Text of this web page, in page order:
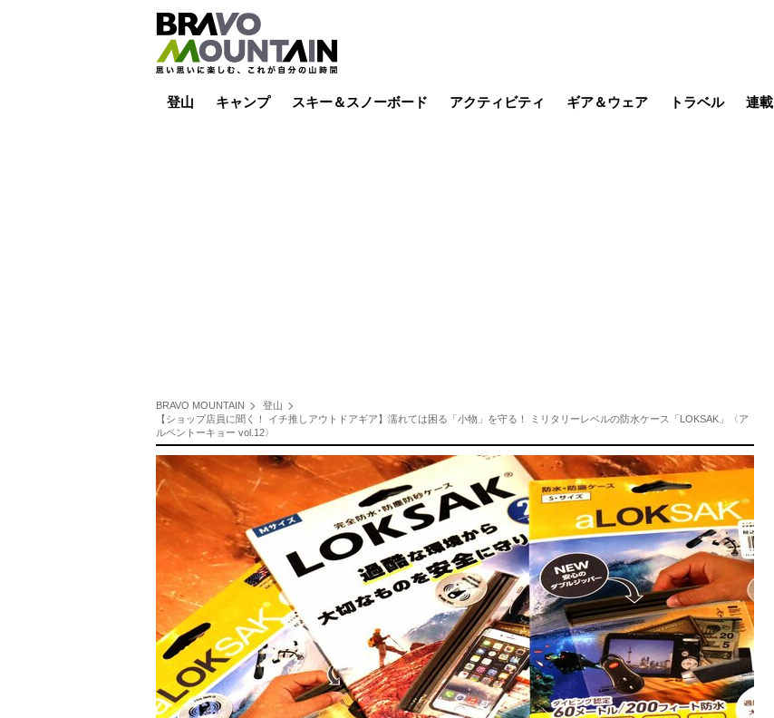
登山 キャンプ スキー＆スノーボード アクティビティ ギア＆ウェア トラベル 連載
BRAVO MOUNTAIN
登山
【ショップ店員に聞く！ イチ推しアウトドアギア】濡れては困る「小物」を守る！ ミリタリーレベルの防水ケース「LOKSAK」〈ア
ルペントーキョー vol.12〉